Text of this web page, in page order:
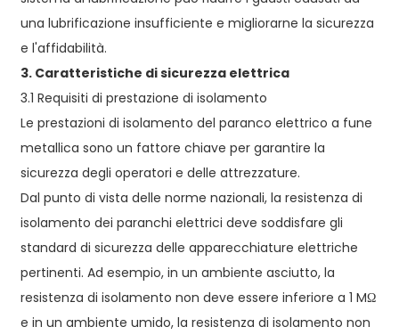
una lubrificazione insufficiente e migliorarne la sicurezza
e l'affidabilità.
3. Caratteristiche di sicurezza elettrica
3.1 Requisiti di prestazione di isolamento
Le prestazioni di isolamento del paranco elettrico a fune
metallica sono un fattore chiave per garantire la
sicurezza degli operatori e delle attrezzature.
Dal punto di vista delle norme nazionali, la resistenza di
isolamento dei paranchi elettrici deve soddisfare gli
standard di sicurezza delle apparecchiature elettriche
pertinenti. Ad esempio, in un ambiente asciutto, la
resistenza di isolamento non deve essere inferiore a 1 MΩ
e in un ambiente umido, la resistenza di isolamento non